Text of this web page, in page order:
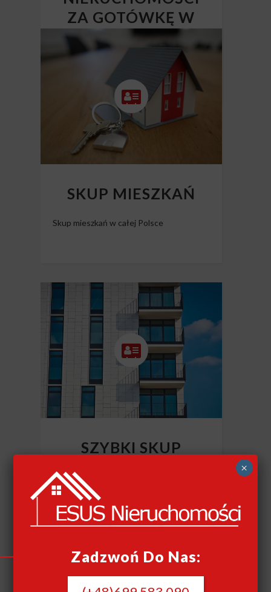
ZA GOTÓWKĘ W
CAŁEJ POLSCE
Skup nieruchomości Polska
SKUP MIESZKAŃ
Skup mieszkań w całej Polsce
SZYBKI SKUP
NIERUCHOMOŚCI
CAŁY KRAJ
Szybki skup nieruchomości
Zadzwoń Do Nas:
×